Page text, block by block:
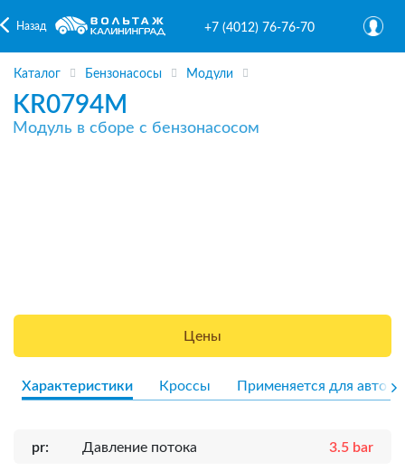
Назад +7 (4012) 76-76-70
Каталог Бензонасосы Модули
KR0794M
Модуль в сборе с бензонасосом
Цены
Характеристики Кроссы Применяется для авто
pr: Давление потока 3.5 bar